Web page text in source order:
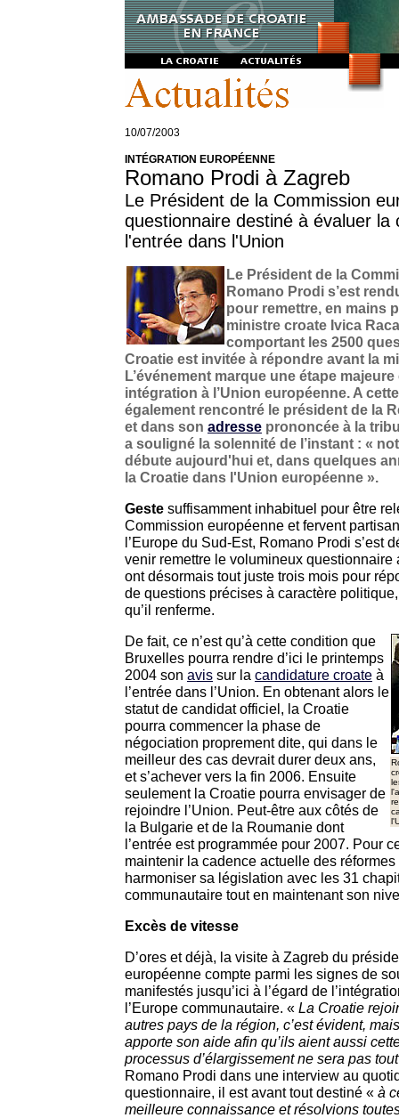
10/07/2003
INTÉGRATION EUROPÉENNE
Romano Prodi à Zagreb
Le Président de la Commission
questionnaire destiné à évaluer la
l'entrée dans l'Union
Le Président de la
Romano Prodi s’est
pour remettre, en mains
ministre croate Ivica
comportant les 2500
Croatie est invitée à répondre avant la
L’événement marque une étape
intégration à l’Union européenne. A
également rencontré le président de la
et dans son adresse prononcée à la
a souligné la solennité de l’instant : «
débute aujourd'hui et, dans quelques
la Croatie dans l'Union européenne ».
Geste suffisamment inhabituel pour être
Commission européenne et fervent
l’Europe du Sud-Est, Romano Prodi s’est
venir remettre le volumineux questionnaire
ont désormais tout juste trois mois pour
de questions précises à caractère
qu’il renferme.
De fait, ce n’est qu’à cette condition que
Bruxelles pourra rendre d’ici le printemps
2004 son avis sur la candidature croate à
l’entrée dans l’Union. En obtenant alors le
statut de candidat officiel, la Croatie
pourra commencer la phase de
négociation proprement dite, qui dans le
meilleur des cas devrait durer deux ans,
et s’achever vers la fin 2006. Ensuite
seulement la Croatie pourra envisager de
rejoindre l’Union. Peut-être aux côtés de
la Bulgarie et de la Roumanie dont
l’entrée est programmée pour 2007. Pour
maintenir la cadence actuelle des
harmoniser sa législation avec les 31
communautaire tout en maintenant son
Excès de vitesse
D’ores et déjà, la visite à Zagreb du
européenne compte parmi les signes de
manifestés jusqu’ici à l’égard de
l’Europe communautaire. « La Croatie
autres pays de la région, c’est évident,
apporte son aide afin qu’ils aient aussi
processus d’élargissement ne sera pas
Romano Prodi dans une interview au
questionnaire, il est avant tout destiné « à
meilleure connaissance et résolvions